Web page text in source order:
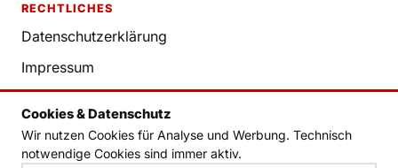
Cookies & Datenschutz
Wir nutzen Cookies für Analyse und Werbung. Technisch
notwendige Cookies sind immer aktiv.
RECHTLICHES
Datenschutzerklärung
Impressum
Nutzungsbedingungen
Redaktion
Cookie-Einstellungen